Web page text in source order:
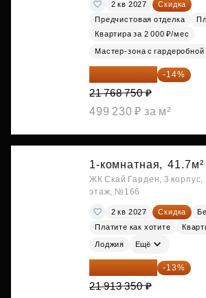
2 кв 2027
Скидка
Предчистовая отделка
Квартира за 2 000 ₽/мес
Мастер-зона с гардеробной
18 721 125 ₽ -14%
21 768 750 ₽
499 230 ₽ за м²
1-комнатная, 41.7м²
ЖК Скай Гарден, 3 корпус,
этаж, №166
2 кв 2027 Скидка
Платите как хотите
Лоджия Ещё
19 064 615 ₽ -13%
21 913 350 ₽